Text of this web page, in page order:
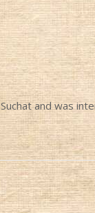
and was